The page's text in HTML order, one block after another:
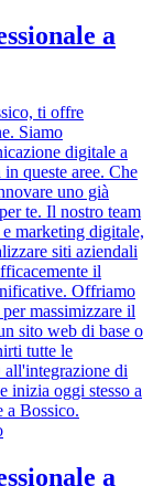
a
ti offre
Siamo
digitale a
queste aree. Che
uno già
te. Il nostro team
marketing digitale,
siti aziendali
il
Offriamo
massimizzare il
sito web di base o
tutte le
all'integrazione di
inizia oggi stesso a
a Bossico.
a